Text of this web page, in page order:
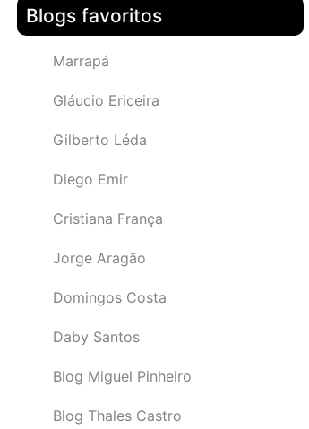
Blogs favoritos
Marrapá
Gláucio Ericeira
Gilberto Léda
Diego Emir
Cristiana França
Jorge Aragão
Domingos Costa
Daby Santos
Blog Miguel Pinheiro
Blog Thales Castro